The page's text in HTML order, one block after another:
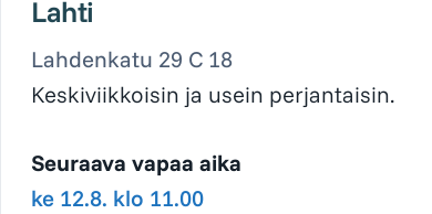
Lahti
Lahdenkatu 29 C 18
Keskiviikkoisin ja usein perjantaisin.
Seuraava vapaa aika
ke 12.8. klo 11.00